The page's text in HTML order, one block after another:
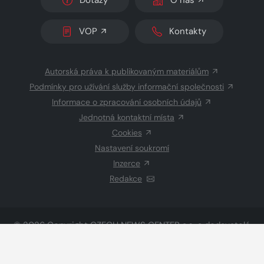
VOP Kontakty
Autorská práva k publikovaným materiálům
Podmínky pro užívání služby informační společnosti
Informace o zpracování osobních údajů
Jednotná kontaktní místa
Cookies
Nastavení soukromí
Inzerce
Redakce
© 2026 CopyrightCZECH NEWS CENTER a.s.a dodavatelé